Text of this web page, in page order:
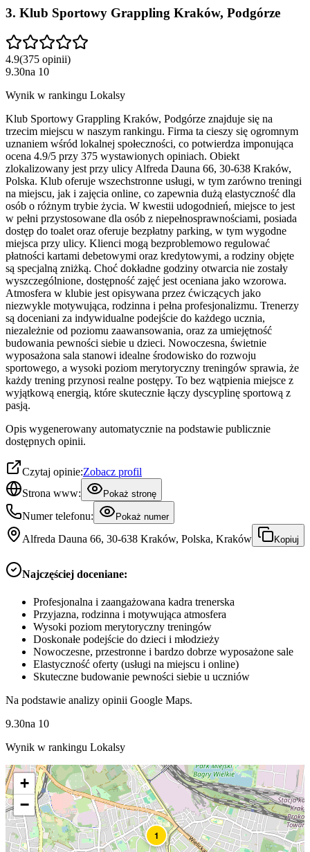
3. Klub Sportowy Grappling Kraków, Podgórze
4.9(375 opinii)
9.30na 10
Wynik w rankingu Lokalsy
Klub Sportowy Grappling Kraków, Podgórze znajduje się na
trzecim miejscu w naszym rankingu. Firma ta cieszy się ogromnym
uznaniem wśród lokalnej społeczności, co potwierdza imponująca
ocena 4.9/5 przy 375 wystawionych opiniach. Obiekt
zlokalizowany jest przy ulicy Alfreda Dauna 66, 30-638 Kraków,
Polska. Klub oferuje wszechstronne usługi, w tym zarówno treningi
na miejscu, jak i zajęcia online, co zapewnia dużą elastyczność dla
osób o różnym trybie życia. W kwestii udogodnień, miejsce to jest
w pełni przystosowane dla osób z niepełnosprawnościami, posiada
dostęp do toalet oraz oferuje bezpłatny parking, w tym wygodne
miejsca przy ulicy. Klienci mogą bezproblemowo regulować
płatności kartami debetowymi oraz kredytowymi, a rodziny objęte
są specjalną zniżką. Choć dokładne godziny otwarcia nie zostały
wyszczególnione, dostępność zajęć jest oceniana jako wzorowa.
Atmosfera w klubie jest opisywana przez ćwiczących jako
niezwykle motywująca, rodzinna i pełna profesjonalizmu. Trenerzy
są doceniani za indywidualne podejście do każdego ucznia,
niezależnie od poziomu zaawansowania, oraz za umiejętność
budowania pewności siebie u dzieci. Nowoczesna, świetnie
wyposażona sala stanowi idealne środowisko do rozwoju
sportowego, a wysoki poziom merytoryczny treningów sprawia, że
każdy trening przynosi realne postępy. To bez wątpienia miejsce z
wyjątkową energią, które skutecznie łączy dyscyplinę sportową z
pasją.
Opis wygenerowany automatycznie na podstawie publicznie
dostępnych opinii.
Czytaj opinie:Zobacz profil
Strona www:
Pokaż stronę
Numer telefonu: Pokaż numer
Alfreda Dauna 66, 30-638 Kraków, Polska, Kraków Kopiuj
Najczęściej doceniane:
Profesjonalna i zaangażowana kadra trenerska
Przyjazna, rodzinna i motywująca atmosfera
Wysoki poziom merytoryczny treningów
Doskonałe podejście do dzieci i młodzieży
Nowoczesne, przestronne i bardzo dobrze wyposażone sale
Elastyczność oferty (usługi na miejscu i online)
Skuteczne budowanie pewności siebie u uczniów
Na podstawie analizy opinii Google Maps.
9.30na 10
Wynik w rankingu Lokalsy
1
+
−